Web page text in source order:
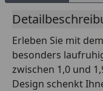
Erleben Sie mit
besonders
zwischen 1,0 und
Design schenkt